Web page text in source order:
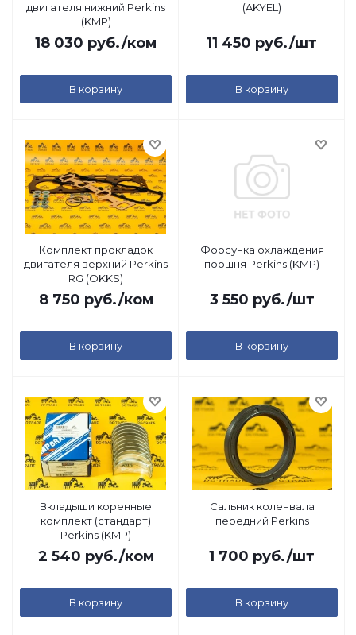
двигателя нижний Perkins
(KMP)
18 030 руб./ком
В корзину
(AKYEL)
11 450 руб./шт
В корзину
Комплект прокладок
двигателя верхний Perkins
RG (OKKS)
8 750 руб./ком
В корзину
Форсунка охлаждения
поршня Perkins (KMP)
3 550 руб./шт
В корзину
Вкладыши коренные
комплект (стандарт)
Perkins (KMP)
2 540 руб./ком
В корзину
Сальник коленвала
передний Perkins
1 700 руб./шт
В корзину